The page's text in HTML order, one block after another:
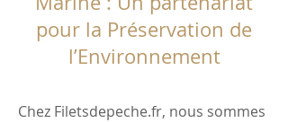
pour la Préservation de
l’Environnement
Chez Filetsdepeche.fr, nous sommes